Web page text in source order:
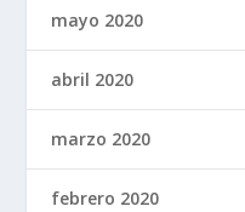
mayo 2020
abril 2020
marzo 2020
febrero 2020